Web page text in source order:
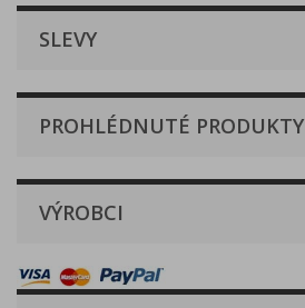
SLEVY
PROHLÉDNUTÉ PRODUKTY
VÝROBCI